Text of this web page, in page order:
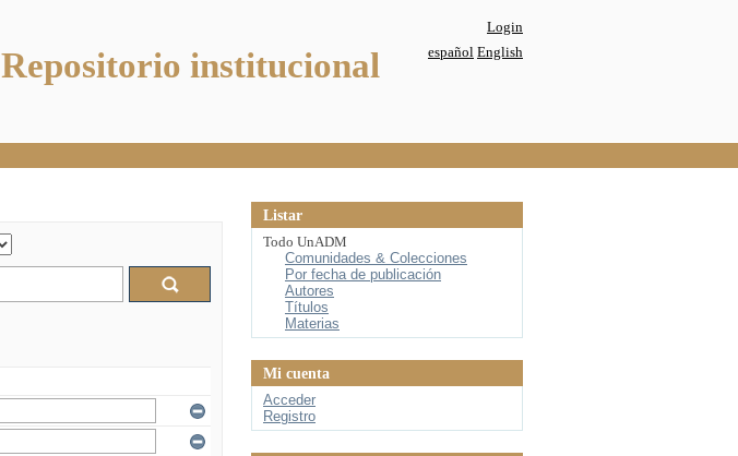
Repositorio institucional
Login
español English
Listar
Todo UnADM
Comunidades & Colecciones
Por fecha de publicación
Autores
Títulos
Materias
Mi cuenta
Acceder
Registro